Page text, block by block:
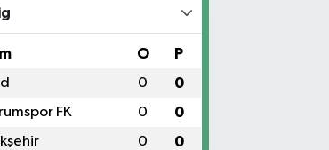
O P
0 0
FK 0 0
0 0